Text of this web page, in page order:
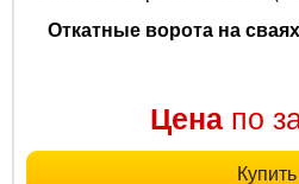
Откатные ворота на
Цена по
Купить